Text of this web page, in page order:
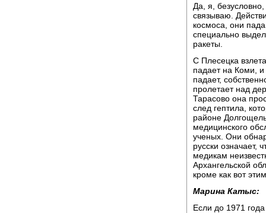
Да, я,
связываю.
космоса, они
специально
ракеты.
С Плесецка
падает на Коми, и
падает,
пролетает над
Тарасово она
след гептила,
районе
медицинского
ученых. Они
русски означает,
медикам
Архангельской
кроме как вот
Марина Катыс:
Если до 1971